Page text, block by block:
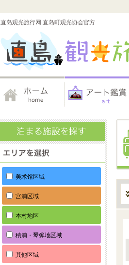
直岛观光旅行网 直岛町观光协会官方
美术馆区域
宫浦区域
本村地区
積浦・琴弾地区域
其他区域